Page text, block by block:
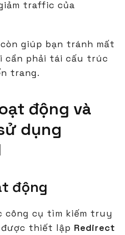
traffic của
giúp bạn tránh mất
cần phải tái cấu trúc
trang.
động và
dụng
động
công cụ tìm kiếm truy
được thiết lập Redirect